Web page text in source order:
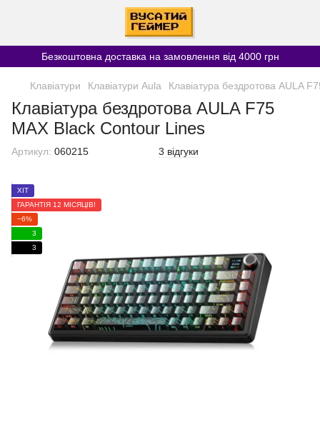
Безкоштовна доставка на замовлення від 4000 грн
Клавіатури Клавіатури Aula Клавіатура бездротова AULA
Клавіатура бездротова AULA F75
MAX Black Contour Lines
Артикул: 060215 3 відгуки
ХІТ
ГАРАНТІЯ 12 МІСЯЦІВ!
−6%
3
3